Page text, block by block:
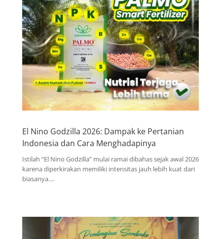
El Nino Godzilla 2026: Dampak ke Pertanian
Indonesia dan Cara Menghadapinya
Istilah “El Nino Godzilla” mulai ramai dibahas sejak awal 2026
karena diperkirakan memiliki intensitas jauh lebih kuat dari
biasanya....